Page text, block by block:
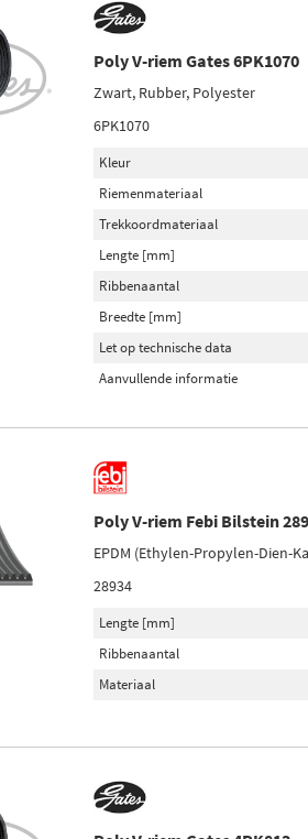
Poly V-riem Gates 6PK1070
Zwart, Rubber, Polyester
6PK1070
Kleur
Riemenmateriaal
Trekkoordmateriaal
Lengte [mm]
Ribbenaantal
Breedte [mm]
Let op technische data
Aanvullende informatie
Poly V-riem Febi Bilstein
EPDM (Ethylen-Propylen-Dien-
28934
Lengte [mm]
Ribbenaantal
Materiaal